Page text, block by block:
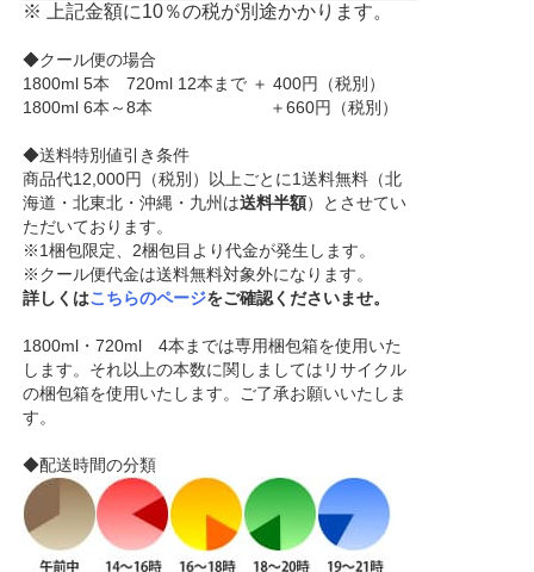
※ 上記金額に10％の税が別途かかります。
◆クール便の場合
1800ml 5本 720ml 12本まで ＋ 400円（税別）
1800ml 6本～8本 ＋660円（税別）
◆送料特別値引き条件
商品代12,000円（税別）以上ごとに1送料無料（北
海道・北東北・沖縄・九州は送料半額）とさせてい
ただいております。
※1梱包限定、2梱包目より代金が発生します。
※クール便代金は送料無料対象外になります。
詳しくはこちらのページをご確認くださいませ。
1800ml・720ml 4本までは専用梱包箱を使用いた
します。それ以上の本数に関しましてはリサイクル
の梱包箱を使用いたします。ご了承お願いいたしま
す。
◆配送時間の分類